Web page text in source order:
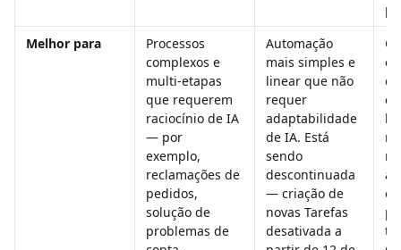
Melhor para
Processos
complexos e
multi-etapas
que requerem
raciocínio de IA
— por
exemplo,
reclamações de
pedidos,
solução de
problemas de
Automação
mais simples e
linear que não
requer
adaptabilidade
de IA. Está
sendo
descontinuada
— criação de
novas Tarefas
desativada a